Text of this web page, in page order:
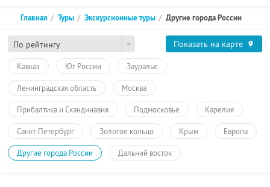
По рейтингу
Главная Туры Экскурсионные туры Другие города России
Показать на карте
Кавказ Юг России Зауралье
Ленинградская область Москва
Прибалтика и Скандинавия Подмосковье Карелия
Санкт-Петербург Золотое кольцо Крым Европа
Другие города России Дальний восток